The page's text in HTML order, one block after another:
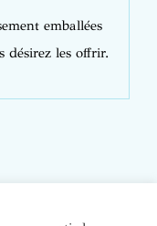
emballées
désirez les offrir.
droits réservés. |